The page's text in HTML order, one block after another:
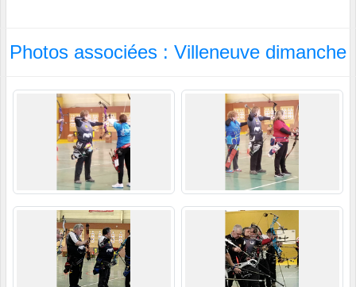
Photos associées : Villeneuve dimanche